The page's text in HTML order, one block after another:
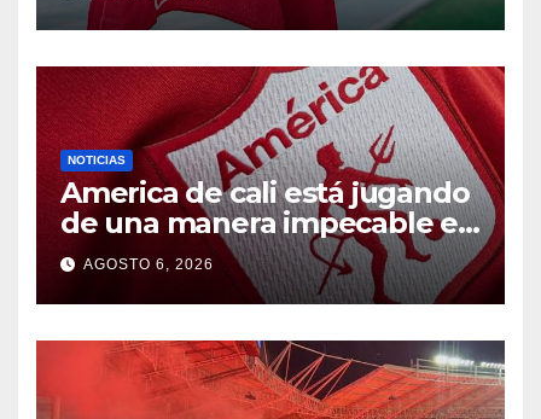
NOTICIAS
America de cali está jugando
de una manera impecable en
el fpc
AGOSTO 6, 2026